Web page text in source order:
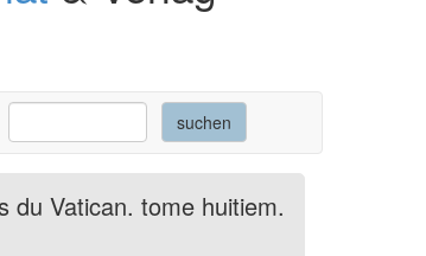
du Vatican. tome huitiem.